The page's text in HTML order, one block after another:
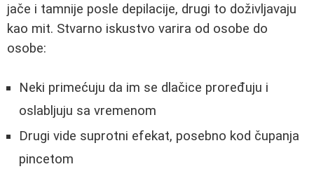
jače i tamnije posle depilacije, drugi to doživljavaju
kao mit. Stvarno iskustvo varira od osobe do
osobe:
Neki primećuju da im se dlačice proređuju i
oslabljuju sa vremenom
Drugi vide suprotni efekat, posebno kod čupanja
pincetom